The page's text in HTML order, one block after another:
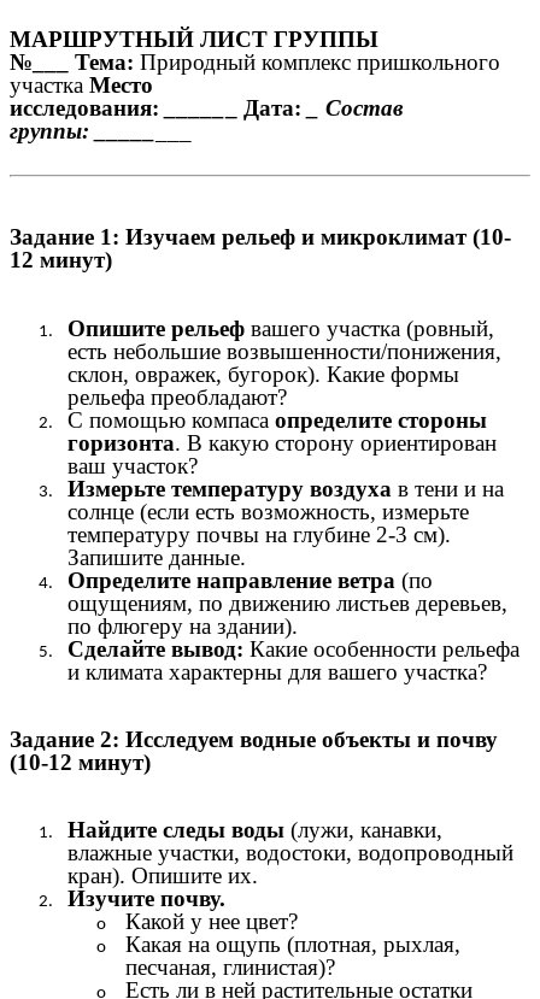
МАРШРУТНЫЙ ЛИСТ ГРУППЫ
№___
Тема: Природный комплекс пришкольного
участка Место
исследования:
_ Дата:
_ Состав
группы: _____
Задание 1: Изучаем рельеф и микроклимат (10-
12 минут)
Опишите рельеф вашего участка (ровный,
есть небольшие возвышенности/понижения,
склон, овражек, бугорок). Какие формы
рельефа преобладают?
С помощью компаса определите стороны
горизонта. В какую сторону ориентирован
ваш участок?
Измерьте температуру воздуха в тени и на
солнце (если есть возможность, измерьте
температуру почвы на глубине 2-3 см).
Запишите данные.
Определите направление ветра (по
ощущениям, по движению листьев деревьев,
по флюгеру на здании).
Сделайте вывод: Какие особенности рельефа
и климата характерны для вашего участка?
Задание 2: Исследуем водные объекты и почву
(10-12 минут)
Найдите следы воды (лужи, канавки,
влажные участки, водостоки, водопроводный
кран). Опишите их.
Изучите почву.
Какой у нее цвет?
Какая на ощупь (плотная, рыхлая,
песчаная, глинистая)?
Есть ли в ней растительные остатки